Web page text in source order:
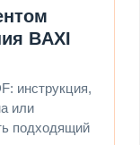
BAXI
инструкция,
или
подходящий